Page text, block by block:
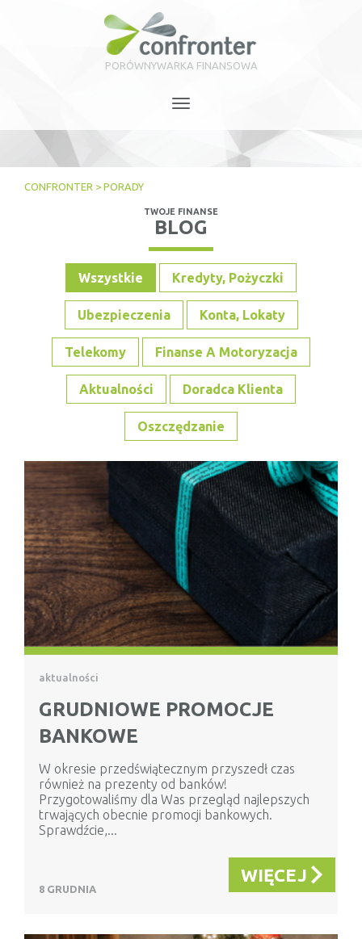
PORÓWNYWARKA FINANSOWA
navigation
CONFRONTER > PORADY
TWOJE FINANSE
BLOG
Wszystkie Kredyty, Pożyczki
Ubezpieczenia Konta, Lokaty
Telekomy Finanse A Motoryzacja
Aktualności Doradca Klienta
Oszczędzanie
aktualności
GRUDNIOWE PROMOCJE
BANKOWE
W okresie przedświątecznym przyszedł czas
również na prezenty od banków!
Przygotowaliśmy dla Was przegląd najlepszych
trwających obecnie promocji bankowych.
Sprawdźcie,...
8 GRUDNIA
WIĘCEJ